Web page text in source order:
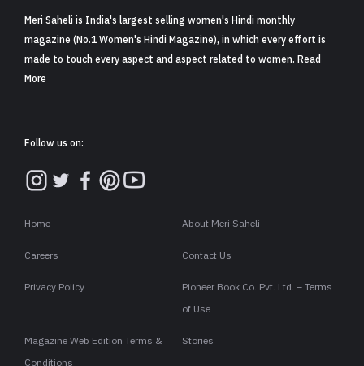
Meri Saheli is India's largest selling women's Hindi monthly
magazine (No.1 Women's Hindi Magazine), in which every effort is
made to touch every aspect and aspect related to women. Read
More
Follow us on:
Home About Meri Saheli
Careers Contact Us
Privacy Policy
Pioneer Book Co. Pvt. Ltd. – Terms
of Use
Magazine Web Edition Terms &
Conditions
Stories